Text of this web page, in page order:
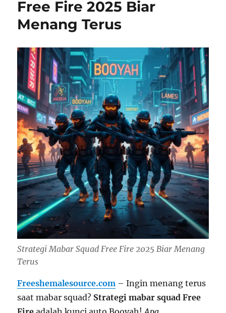
Free Fire 2025 Biar
Menang Terus
Strategi Mabar Squad Free Fire 2025 Biar Menang
Terus
Freeshemalesource.com – Ingin menang terus
saat mabar squad? Strategi mabar squad Free